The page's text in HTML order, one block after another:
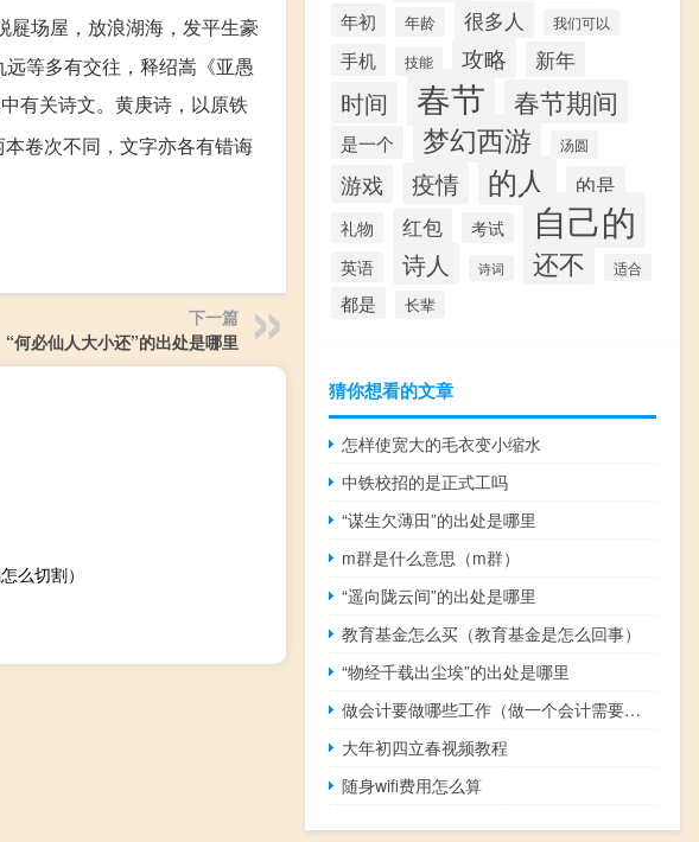
屣场屋，放浪湖海，发平生豪
等多有交往，释绍嵩《亚愚
有关诗文。黄庚诗，以原铁
卷次不同，文字亦各有错诲
下一篇
“何必仙人大小还”的出处是哪里
么切割）
年初 年龄 很多人 我们可以
手机 技能 攻略 新年
时间 春节 春节期间
是一个 梦幻西游 汤圆
游戏 疫情 的人 的是
礼物 红包 考试 自己的
英语 诗人 诗词 还不 适合
都是 长辈
猜你想看的文章
怎样使宽大的毛衣变小缩水
中铁校招的是正式工吗
“谋生欠薄田”的出处是哪里
m群是什么意思（m群）
“遥向陇云间”的出处是哪里
教育基金怎么买（教育基金是怎么回事）
“物经千载出尘埃”的出处是哪里
做会计要做哪些工作（做一个会计需要做些什么工作）
大年初四立春视频教程
随身wifi费用怎么算